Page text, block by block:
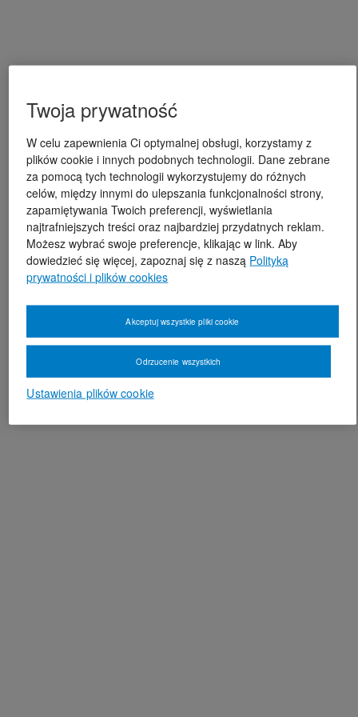
Twoja prywatność
W celu zapewnienia Ci optymalnej obsługi, korzystamy z
plików cookie i innych podobnych technologii. Dane zebrane
za pomocą tych technologii wykorzystujemy do różnych
celów, między innymi do ulepszania funkcjonalności strony,
zapamiętywania Twoich preferencji, wyświetlania
najtrafniejszych treści oraz najbardziej przydatnych reklam.
Możesz wybrać swoje preferencje, klikając w link. Aby
dowiedzieć się więcej, zapoznaj się z naszą Polityką
prywatności i plików cookies
Ustawienia plików cookie
Odrzucenie wszystkich
Akceptuj wszystkie pliki cookie